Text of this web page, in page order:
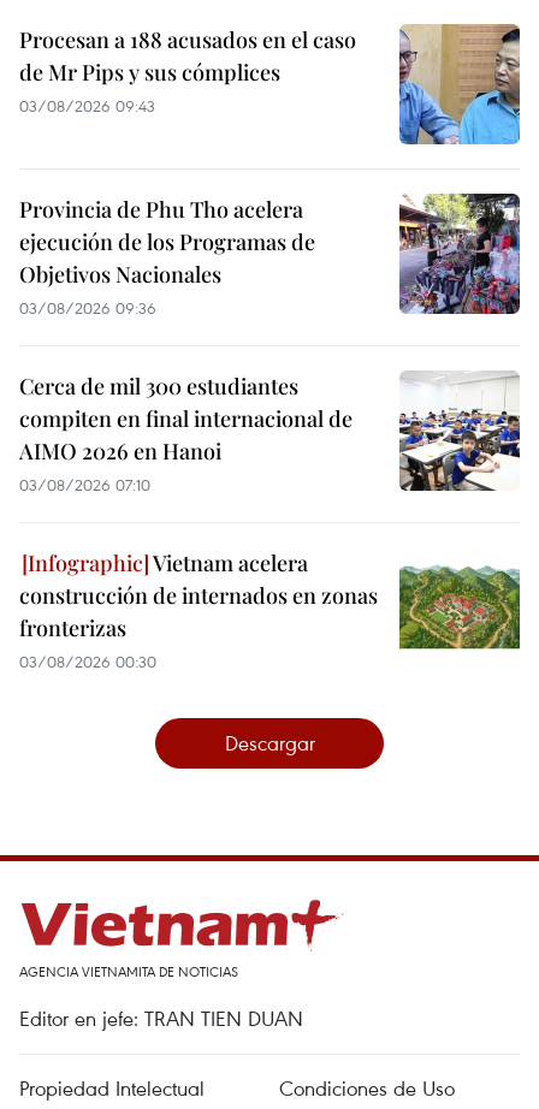
Procesan a 188 acusados en el caso
de Mr Pips y sus cómplices
03/08/2026 09:43
Provincia de Phu Tho acelera
ejecución de los Programas de
Objetivos Nacionales
03/08/2026 09:36
Cerca de mil 300 estudiantes
compiten en final internacional de
AIMO 2026 en Hanoi
03/08/2026 07:10
Vietnam acelera
construcción de internados en zonas
fronterizas
03/08/2026 00:30
Descargar
AGENCIA VIETNAMITA DE NOTICIAS
Editor en jefe: TRAN TIEN DUAN
Propiedad Intelectual Condiciones de Uso